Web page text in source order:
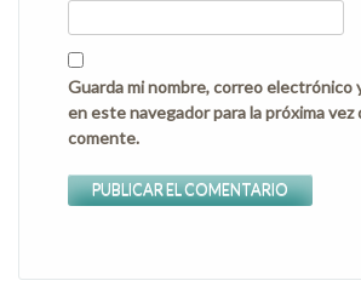
Guarda mi nombre, correo electrónico
en este navegador para la próxima vez
comente.